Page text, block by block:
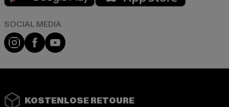
Instagram
FacebookYouTube
KOSTENLOSE RETOURE